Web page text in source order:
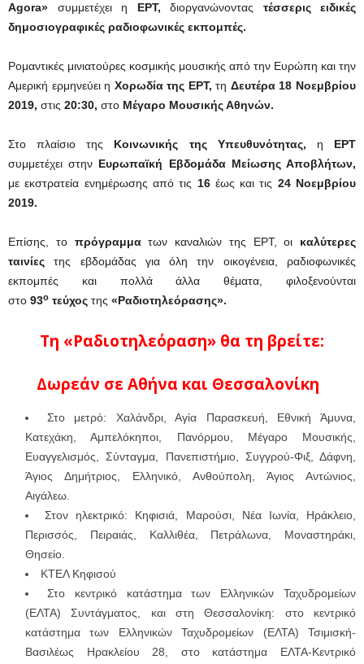
Agora» συμμετέχει η ΕΡΤ, διοργανώνοντας τέσσερις ειδικές
δημοσιογραφικές ραδιοφωνικές εκπομπές.
Ρομαντικές μινιατούρες κοσμικής μουσικής από την Ευρώπη και την
Αμερική ερμηνεύει η Χορωδία της ΕΡΤ,τη Δευτέρα 18 Νοεμβρίου
2019, στις 20:30, στο Μέγαρο Μουσικής Αθηνών.
Στο πλαίσιο της Κοινωνικής της Υπευθυνότητας, η ΕΡΤ
συμμετέχει στην Ευρωπαϊκή Εβδομάδα Μείωσης Αποβλήτων,
με εκστρατεία ενημέρωσης από τις 16έως και τις 24 Νοεμβρίου
2019.
Επίσης, το πρόγραμματων καναλιών της ΕΡΤ, οι καλύτερες
ταινίες της εβδομάδας για όλη την οικογένεια, ραδιοφωνικές
εκπομπές και πολλά άλλα θέματα, φιλοξενούνται
στο 93ο τεύχος της «Ραδιοτηλεόρασης».
Τη «Ραδιοτηλεόραση» θα τη βρείτε:
Δωρεάν σε Αθήνα και Θεσσαλονίκη
Στο μετρό: Χαλάνδρι, Αγία Παρασκευή, Εθνική Άμυνα,
Κατεχάκη, Αμπελόκηποι, Πανόρμου, Μέγαρο Μουσικής,
Ευαγγελισμός, Σύνταγμα, Πανεπιστήμιο, Συγγρού-Φιξ, Δάφνη,
Άγιος Δημήτριος, Ελληνικό, Ανθούπολη, Άγιος Αντώνιος,
Αιγάλεω.
Στον ηλεκτρικό: Κηφισιά, Μαρούσι, Νέα Ιωνία, Ηράκλειο,
Περισσός, Πειραιάς, Καλλιθέα, Πετράλωνα, Μοναστηράκι,
Θησείο.
ΚΤΕΛ Κηφισού
Στο κεντρικό κατάστημα των Ελληνικών Ταχυδρομείων
(ΕΛΤΑ) Συντάγματος, και στη Θεσσαλονίκη: στο κεντρικό
κατάστημα των Ελληνικών Ταχυδρομείων (ΕΛΤΑ) Τσιμισκή-
Βασιλέως Ηρακλείου 28, στο κατάστημα ΕΛΤΑ-Κεντρικό